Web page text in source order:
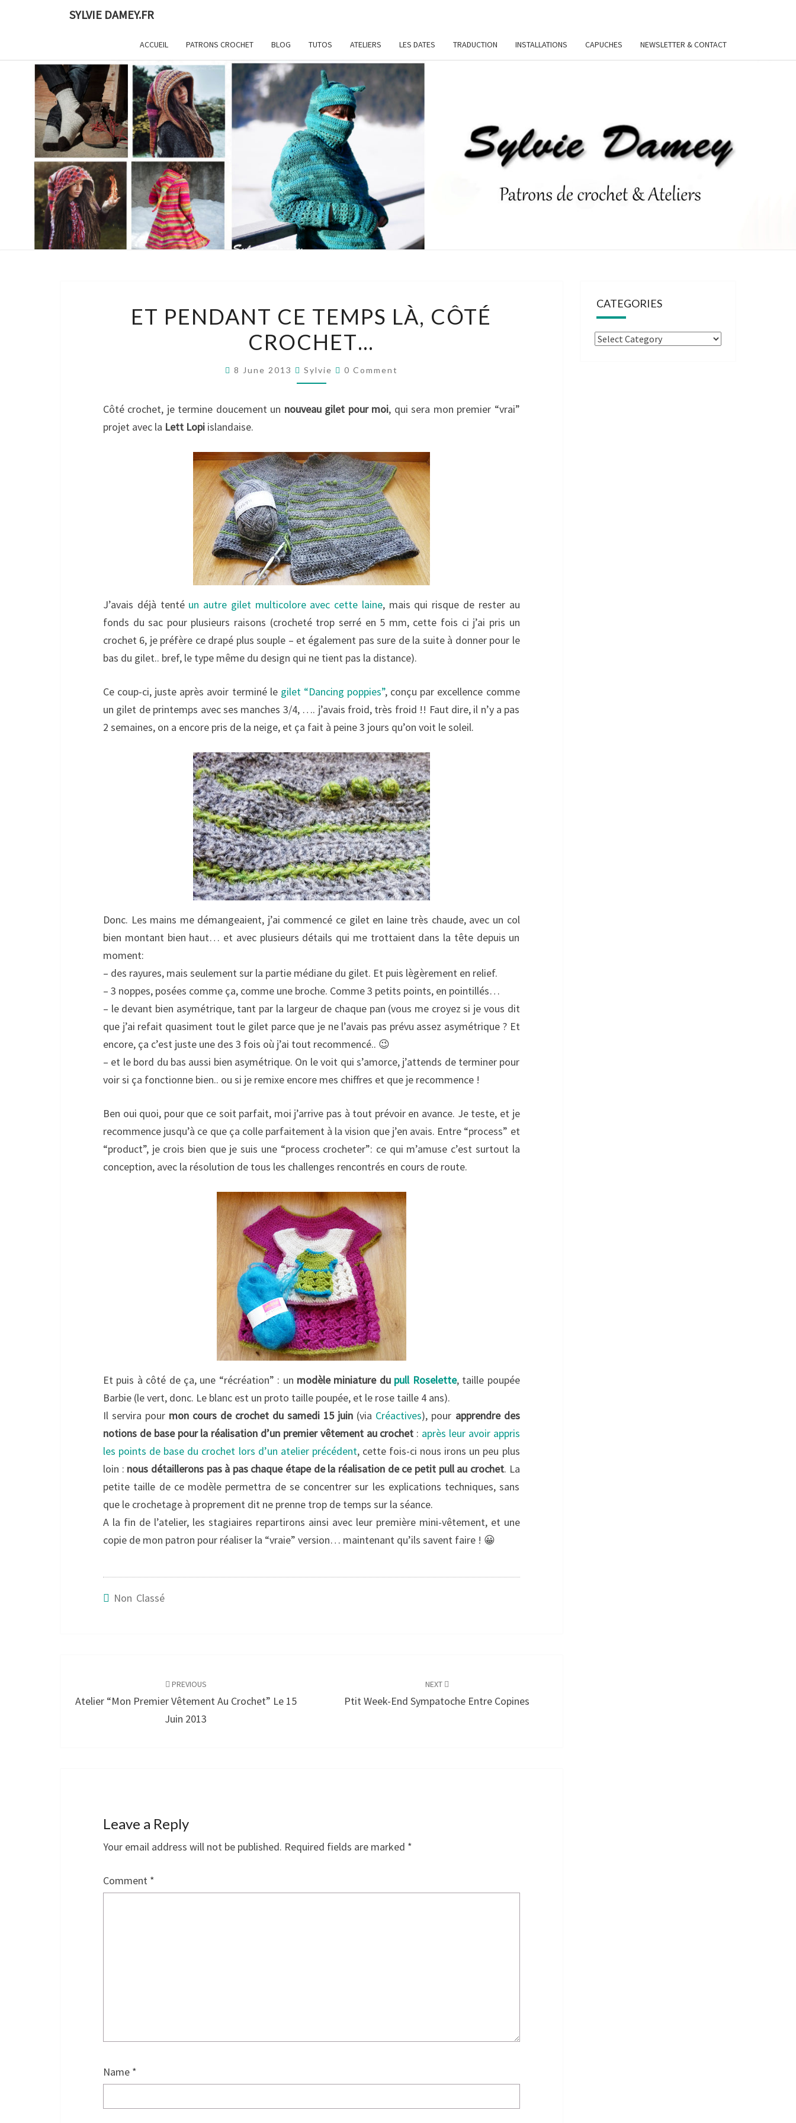
SYLVIE DAMEY.FR
ACCUEIL PATRONS CROCHET BLOG TUTOS ATELIERS LES DATES TRADUCTION INSTALLATIONS CAPUCHES NEWSLETTER & CONTACT
SYLVIE
Crochet
Et
PENDANT
CE
TEMPS
LÀ,
CROCHET…
ET PENDANT CE TEMPS LÀ, CÔTÉ
CROCHET…
8 June 2013 Sylvie Comments
0 Comment
Côté crochet, je termine doucement un nouveau gilet pour moi, qui sera mon premier “vrai”
projet avec la Lett Lopi islandaise.
J’avais déjà tenté un autre gilet multicolore avec cette laine, mais qui risque de rester au
fonds du sac pour plusieurs raisons (crocheté trop serré en 5 mm, cette fois ci j’ai pris un
crochet 6, je préfère ce drapé plus souple – et également pas sure de la suite à donner pour le
bas du gilet.. bref, le type même du design qui ne tient pas la distance).
Ce coup-ci, juste après avoir terminé le gilet “Dancing poppies”, conçu par excellence comme
un gilet de printemps avec ses manches 3/4, …. j’avais froid, très froid !! Faut dire, il n’y a pas
2 semaines, on a encore pris de la neige, et ça fait à peine 3 jours qu’on voit le soleil.
Donc. Les mains me démangeaient, j’ai commencé ce gilet en laine très chaude, avec un col
bien montant bien haut… et avec plusieurs détails qui me trottaient dans la tête depuis un
moment:
– des rayures, mais seulement sur la partie médiane du gilet. Et puis lègèrement en relief.
– 3 noppes, posées comme ça, comme une broche. Comme 3 petits points, en pointillés…
– le devant bien asymétrique, tant par la largeur de chaque pan (vous me croyez si je vous dit
que j’ai refait quasiment tout le gilet parce que je ne l’avais pas prévu assez asymétrique ? Et
encore, ça c’est juste une des 3 fois où j’ai tout recommencé.. 😉
– et le bord du bas aussi bien asymétrique. On le voit qui s’amorce, j’attends de terminer pour
voir si ça fonctionne bien.. ou si je remixe encore mes chiffres et que je recommence !
Ben oui quoi, pour que ce soit parfait, moi j’arrive pas à tout prévoir en avance. Je teste, et je
recommence jusqu’à ce que ça colle parfaitement à la vision que j’en avais. Entre “process” et
“product”, je crois bien que je suis une “process crocheter”: ce qui m’amuse c’est surtout la
conception, avec la résolution de tous les challenges rencontrés en cours de route.
Et puis à côté de ça, une “récréation” : un modèle miniature du pull Roselette, taille poupée
Barbie (le vert, donc. Le blanc est un proto taille poupée, et le rose taille 4 ans).
Il servira pour mon cours de crochet du samedi 15 juin (via Créactives), pour apprendre des
notions de base pour la réalisation d’un premier vêtement au crochet : après leur avoir appris
les points de base du crochet lors d’un atelier précédent, cette fois-ci nous irons un peu plus
loin : nous détaillerons pas à pas chaque étape de la réalisation de ce petit pull au crochet. La
petite taille de ce modèle permettra de se concentrer sur les explications techniques, sans
que le crochetage à proprement dit ne prenne trop de temps sur la séance.
A la fin de l’atelier, les stagiaires repartirons ainsi avec leur première mini-vêtement, et une
copie de mon patron pour réaliser la “vraie” version… maintenant qu’ils savent faire ! 😀
Non Classé
PREVIOUS
Atelier “mon Premier Vêtement Au Crochet” Le 15
Juin 2013
NEXT
Ptit Week-End Sympatoche Entre Copines
Leave a Reply
Your email address will not be published. Required fields are marked *
Comment *
Name *
CATEGORIES
Categories